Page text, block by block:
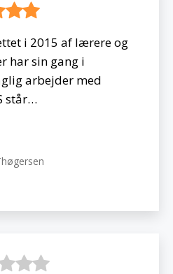
i 2015 af lærere og
har sin gang i
arbejder med
står…